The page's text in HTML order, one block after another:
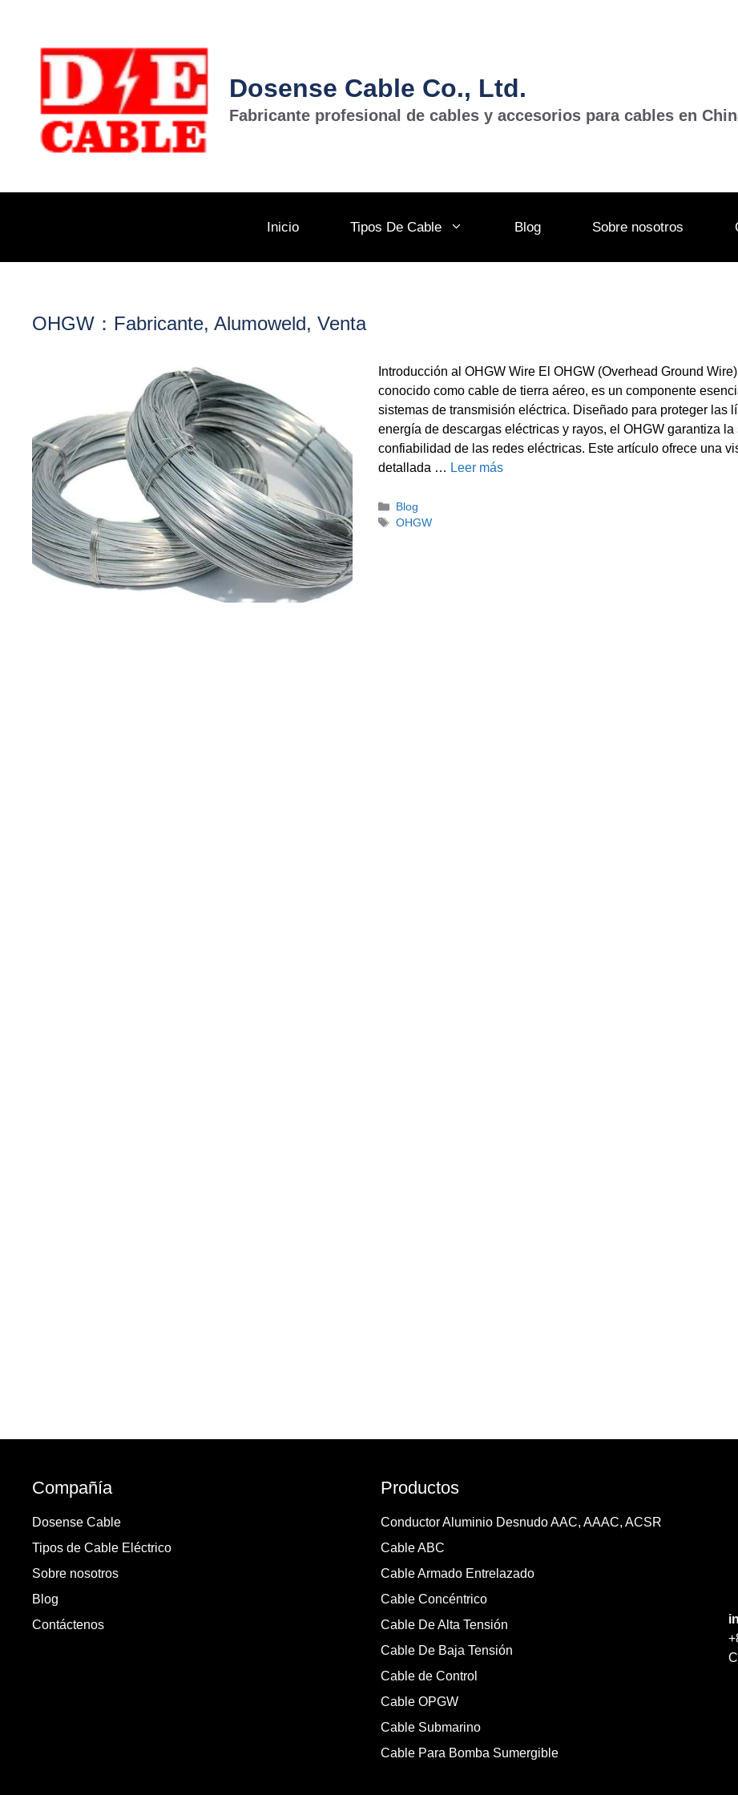
contenido
Dosense Cable Co., Ltd.
Fabricante profesional de cables y accesorios para cables en
Inicio Tipos De Cable Blog Sobre nosotros
OHGW：Fabricante, Alumoweld, Venta
Introducción al OHGW Wire El OHGW (Overhead Ground
conocido como cable de tierra aéreo, es un componente
sistemas de transmisión eléctrica. Diseñado para proteger las
energía de descargas eléctricas y rayos, el OHGW garantiza la
confiabilidad de las redes eléctricas. Este artículo ofrece una
detallada … Leer más
Categorías
Blog
Etiquetas
OHGW
Compañía
Dosense Cable
Tipos de Cable Eléctrico
Sobre nosotros
Blog
Contáctenos
Productos
Conductor Aluminio Desnudo AAC, AAAC, ACSR
Cable ABC
Cable Armado Entrelazado
Cable Concéntrico
Cable De Alta Tensión
Cable De Baja Tensión
Cable de Control
Cable OPGW
Cable Submarino
Cable Para Bomba Sumergible